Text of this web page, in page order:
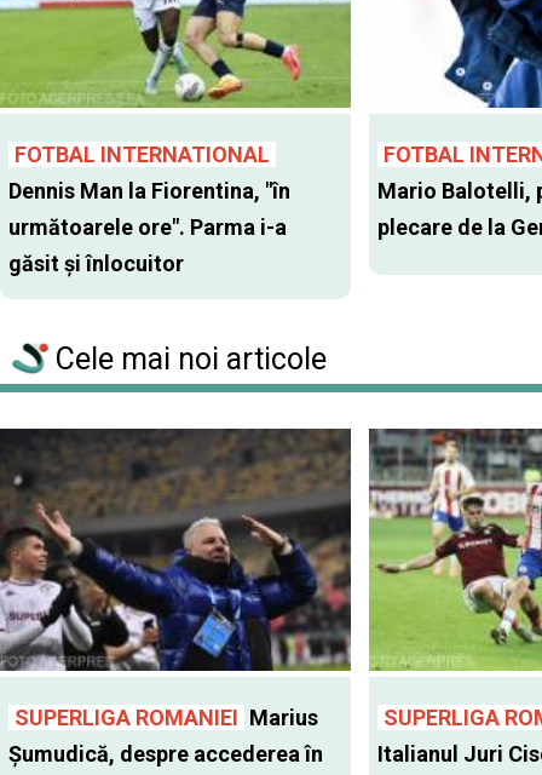
FOTBAL INTERNATIONAL
Dennis Man la Fiorentina, "în
următoarele ore". Parma i-a
găsit şi înlocuitor
FOTBAL
Mario Balotelli,
plecare de la
Cele mai noi articole
SUPERLIGA ROMANIEI Marius
Șumudică, despre accederea în
SUPERLIGA
Italianul Juri